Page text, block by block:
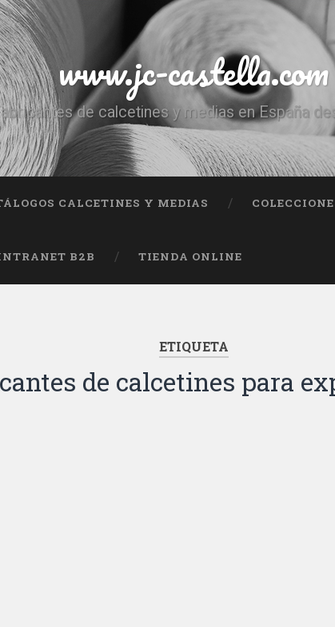
www.jc-castella.com
de calcetines y medias en España
CALCETINES Y MEDIAS
B2B TIENDA ONLINE
ETIQUETA
de calcetines para